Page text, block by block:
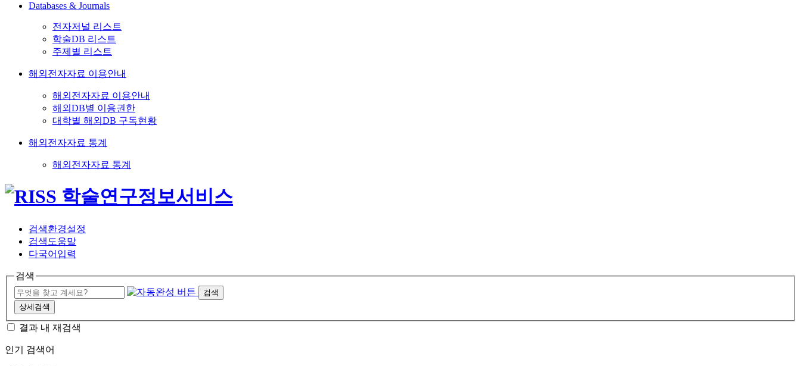
Databases & Journals
전자저널 리스트
학술DB 리스트
주제별 리스트
해외전자자료 이용안내
해외전자자료 이용안내
해외DB별 이용권한
대학별 해외DB 구독현황
해외전자자료 통계
해외전자자료 통계
검색환경설정
검색도움말
다국어입력
검색
검색
상세검색
결과 내 재검색
인기 검색어